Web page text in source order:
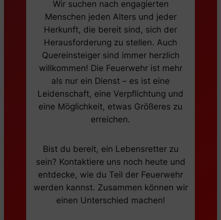
Wir suchen nach engagierten
Menschen jeden Alters und jeder
Herkunft, die bereit sind, sich der
Herausforderung zu stellen. Auch
Quereinsteiger sind immer herzlich
willkommen! Die Feuerwehr ist mehr
als nur ein Dienst – es ist eine
Leidenschaft, eine Verpflichtung und
eine Möglichkeit, etwas Größeres zu
erreichen.
Bist du bereit, ein Lebensretter zu
sein? Kontaktiere uns noch heute und
entdecke, wie du Teil der Feuerwehr
werden kannst. Zusammen können wir
einen Unterschied machen!